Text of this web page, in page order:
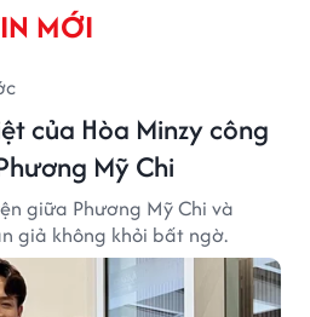
MỚI
của Hòa Minzy công
Mỹ Chi
giữa Phương Mỹ Chi và
giả không khỏi bất ngờ.